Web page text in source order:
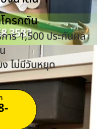
ครกตัน
าร 1,500 ประกันผล
ง ไม่มีวันหยุด